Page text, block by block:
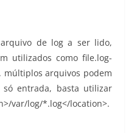
arquivo de log a ser lido,
utilizados como file.log-
múltiplos arquivos podem
só entrada, basta utilizar
/var/log/*.log</location>.